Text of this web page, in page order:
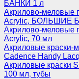
БАНКИ 1 л
Акрилово-меловые
Acrylic, БОЛЬШИЕ
Акрилово-меловые
Acrylic, 70 мл
Акриловые краски-
Cadence Handy
Акриловые краски
100 мл, тубы